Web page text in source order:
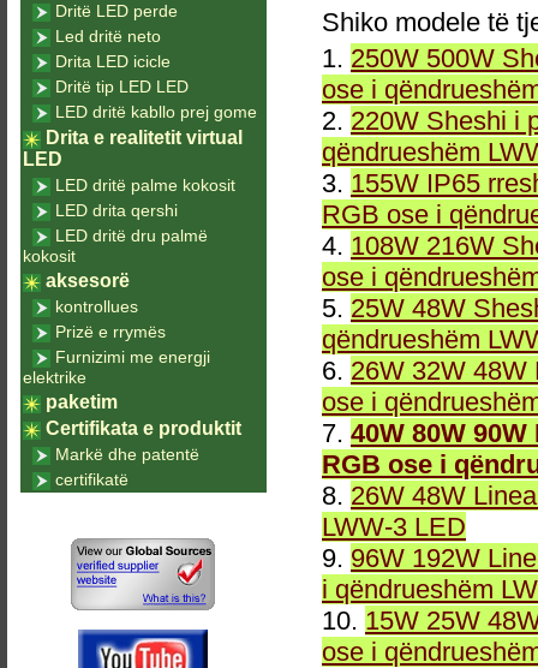
Shiko modele të
1. 250W 500W
ose i
2. 220W Sheshi i
qëndrueshëm
3. 155W IP65
RGB ose i
4. 108W 216W
ose i
5. 25W 48W
qëndrueshëm
6. 26W 32W 48W
ose i
7. 40W 80W
RGB ose i
8. 26W 48W
LWW-3 LED
9. 96W 192W
i qëndrueshëm
10. 15W 25W
ose i
Dritë LED perde
Led dritë neto
Drita LED icicle
Dritë tip LED LED
LED dritë kabllo prej gome
Drita e realitetit virtual
LED
LED dritë palme kokosit
LED drita qershi
LED dritë dru palmë
kokosit
aksesorë
kontrollues
Prizë e rrymës
Furnizimi me energji
elektrike
paketim
Certifikata e produktit
Markë dhe patentë
certifikatë